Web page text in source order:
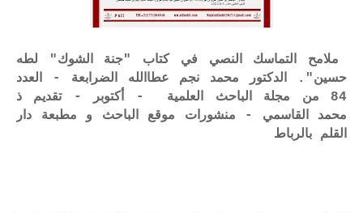
ملامح التماسك النصي في كتاب "جنة الشوك" لطه
حسين". الدكتور محمد نجم عطاالله الضرابعة - العدد
84 من مجلة الباحث العلمية - أكتوبر - تقديم ذ
محمد القاسمي - منشورات موقع الباحث و مطبعة دار
القلم بالرباط